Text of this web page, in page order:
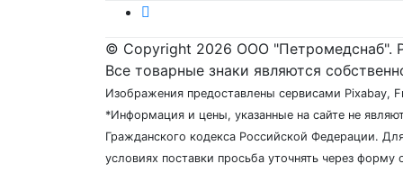
© Copyright 2026 ООО "Петромедснаб".
Все товарные знаки являются
Изображения предоставлены сервисами Pixabay,
*Информация и цены, указанные на сайте не
Гражданского кодекса Российской Федерации.
условиях поставки просьба уточнять через